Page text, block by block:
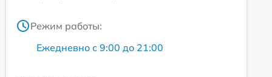
Режим работы:
Ежедневно с 9:00 до 21:00